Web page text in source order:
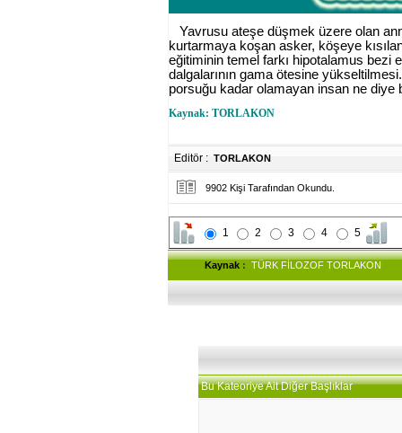
Yavrusu ateşe düşmek üzere olan
kurtarmaya koşan asker, köşeye
eğitiminin temel farkı hipotalamus bezi
dalgalarının gama ötesine
porsuğu kadar olamayan insan ne diye
Kaynak: TORLAKON
Editör : TORLAKON
9902 Kişi Tarafından Okundu.
1 2 3 4 5
Kaynak : TÜRK FİLOZOF TORLAKON
Bu Kateoriye Ait Diğer Başlıklar